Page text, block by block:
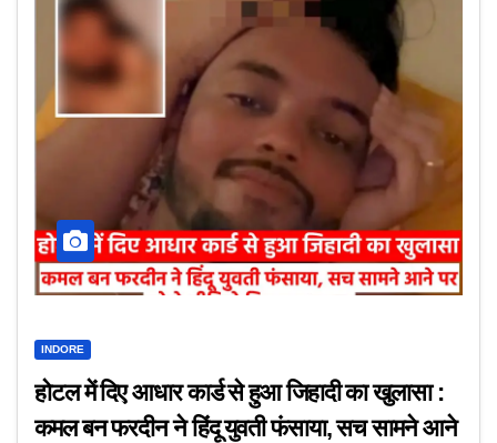
INDORE
होटल में दिए आधार कार्ड से हुआ जिहादी का खुलासा :
कमल बन फरदीन ने हिंदू युवती फंसाया, सच सामने आने